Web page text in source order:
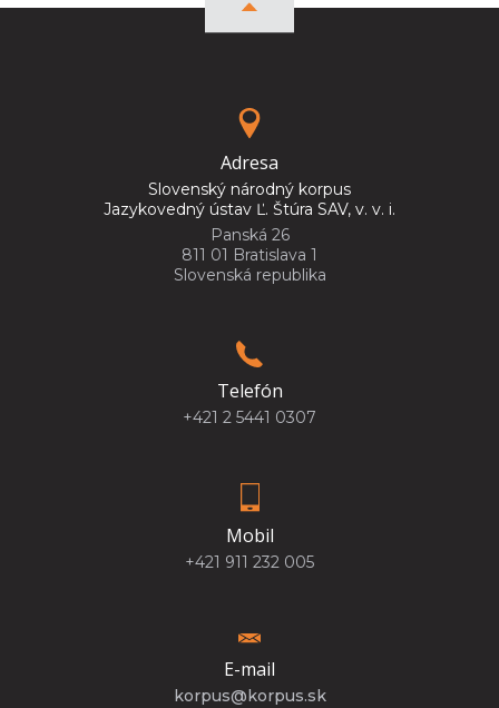
Adresa
Slovenský národný korpus
Jazykovedný ústav Ľ. Štúra SAV, v. v. i.
Panská 26
811 01 Bratislava 1
Slovenská republika
Telefón
+421 2 5441 0307
Mobil
+421 911 232 005
E-mail
korpus@korpus.sk